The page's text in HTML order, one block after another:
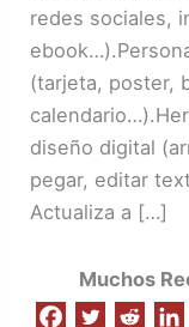
redes sociales,
(tarjeta, poster,
diseño digital
pegar, editar
Actualiza a […]
Muchos